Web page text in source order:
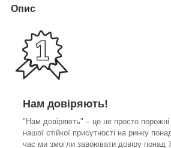
Опис
Нам довіряють!
"Нам довіряють" – це не просто
нашої стійкої присутності на ринку
час ми змогли завоювати довіру понад